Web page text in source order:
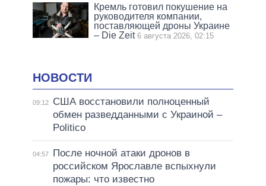
Кремль готовил покушение на
руководителя компании,
поставляющей дроны Украине
– Die Zeit 6 августа 2026, 02:15
НОВОСТИ
09:12
США восстановили полноценный
обмен разведданными с Украиной –
Politico
04:57
После ночной атаки дронов в
российском Ярославле вспыхнули
пожары: что известно